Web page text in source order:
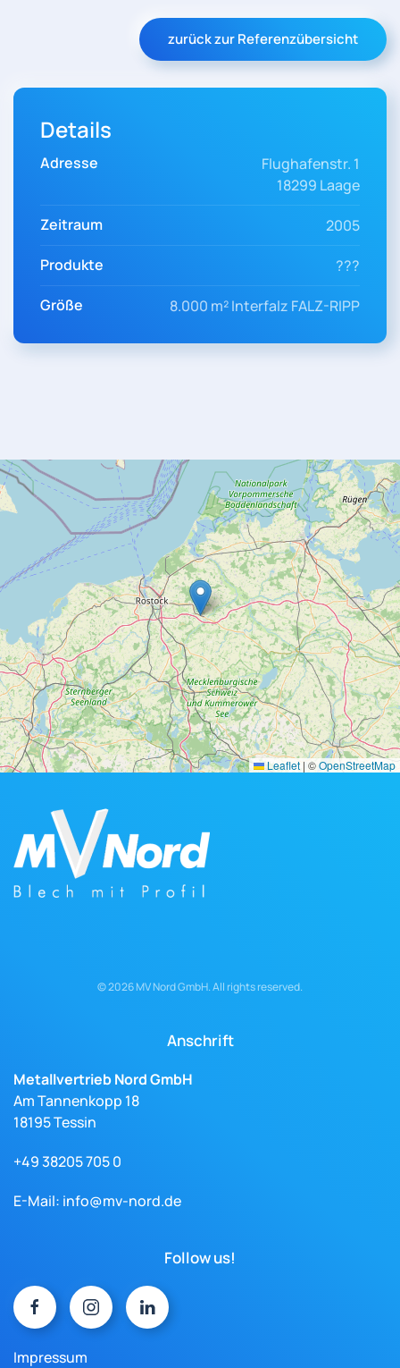
zurück zur Referenzübersicht
Details
Adresse
Flughafenstr. 1
18299 Laage
Zeitraum
2005
Produkte
???
Größe
8.000 m² Interfalz FALZ-RIPP
Leaflet | ©OpenStreetMap
©2026MV Nord GmbH. All rights reserved.
Anschrift
Metallvertrieb Nord GmbH
Am Tannenkopp 18
18195 Tessin
+49 38205 705 0
E-Mail: info@mv-nord.de
Follow us!
Impressum